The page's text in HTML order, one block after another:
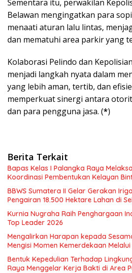
Sementara itu, perwakilan
Belawan mengingatkan para
menaati aturan lalu lintas,
dan mematuhi area parkir yang
Kolaborasi Pelindo dan
menjadi langkah nyata dalam
yang lebih aman, tertib, dan
memperkuat sinergi antara
dan para pengguna jasa. (*)
Berita Terkait
Bapas Kelas I Palangka Raya
Koordinasi Pembentukan Kelayan
BBWS Sumatera II Gelar Gerakan
Pengairan 18.500 Hektare Lahan di
Kurnia Nugraha Raih Penghargaan
Top Leader 2026
Mengalirkan Harapan kepada
Mengisi Momen Kemerdekaan
Bentuk Kepedulian Terhadap
Raya Menggelar Kerja Bakti di Area